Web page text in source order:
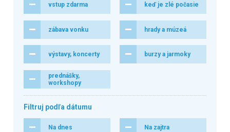
vstup zdarma keď je zlé počasie
zábava vonku hrady a múzeá
výstavy, koncerty burzy a jarmoky
prednášky,
workshopy
Filtruj podľa dátumu
Na dnes Na zajtra